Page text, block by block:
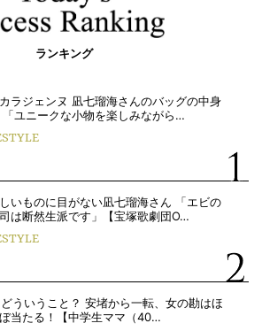
ランキング
ラジェンヌ 凪七瑠海さんのバッグの中身
「ユニークな小物を楽しみながら…
いものに目がない凪七瑠海さん 「エビの
は断然生派です」【宝塚歌劇団O…
ういうこと？ 安堵から一転、女の勘はほ
当たる！【中学生ママ（40…